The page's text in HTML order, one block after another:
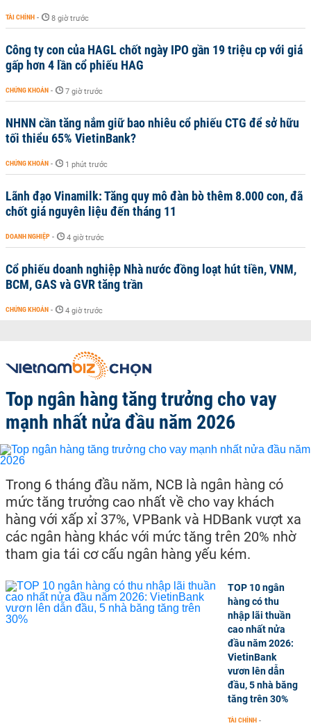
TÀI CHÍNH - 8 giờ trước
Công ty con của HAGL chốt ngày IPO gần 19 triệu cp với giá
gấp hơn 4 lần cổ phiếu HAG
CHỨNG KHOÁN - 7 giờ trước
NHNN cần tăng nắm giữ bao nhiêu cổ phiếu CTG để sở hữu
tối thiểu 65% VietinBank?
CHỨNG KHOÁN - 1 phút trước
Lãnh đạo Vinamilk: Tăng quy mô đàn bò thêm 8.000 con, đã
chốt giá nguyên liệu đến tháng 11
DOANH NGHIỆP - 4 giờ trước
Cổ phiếu doanh nghiệp Nhà nước đồng loạt hút tiền, VNM,
BCM, GAS và GVR tăng trần
CHỨNG KHOÁN - 4 giờ trước
Top ngân hàng tăng trưởng cho vay
mạnh nhất nửa đầu năm 2026
Trong 6 tháng đầu năm, NCB là ngân hàng có
mức tăng trưởng cao nhất về cho vay khách
hàng với xấp xỉ 37%, VPBank và HDBank vượt xa
các ngân hàng khác với mức tăng trên 20% nhờ
tham gia tái cơ cấu ngân hàng yếu kém.
TOP 10 ngân
hàng có thu
nhập lãi thuần
cao nhất nửa
đầu năm 2026:
VietinBank
vươn lên dẫn
đầu, 5 nhà băng
tăng trên 30%
TÀI CHÍNH -